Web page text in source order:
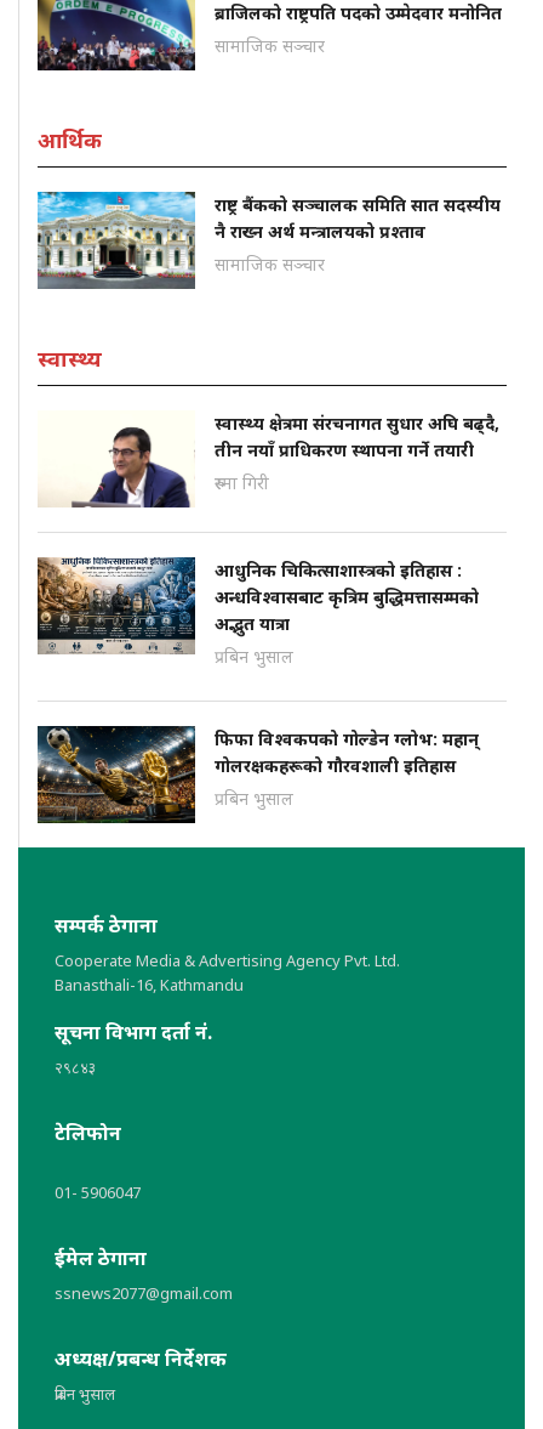
ब्राजिलको राष्ट्रपति पदको उम्मेदवार मनोनित
सामाजिक सञ्चार
आर्थिक
राष्ट्र बैंकको सञ्चालक समिति सात सदस्यीय
नै राख्न अर्थ मन्त्रालयको प्रश्ताव
सामाजिक सञ्चार
स्वास्थ्य
स्वास्थ्य क्षेत्रमा संरचनागत सुधार अघि बढ्दै,
तीन नयाँ प्राधिकरण स्थापना गर्ने तयारी
रुस्मा गिरी
आधुनिक चिकित्साशास्त्रको इतिहास :
अन्धविश्वासबाट कृत्रिम बुद्धिमत्तासम्मको
अद्भुत यात्रा
प्रबिन भुसाल
फिफा विश्वकपको गोल्डेन ग्लोभ: महान्
गोलरक्षकहरूको गौरवशाली इतिहास
प्रबिन भुसाल
सम्पर्क ठेगाना
Cooperate Media & Advertising Agency Pvt. Ltd.
Banasthali-16, Kathmandu
सूचना विभाग दर्ता नं.
२९८४३
टेलिफोन
01- 5906047
ईमेल ठेगाना
ssnews2077@gmail.com
अध्यक्ष/प्रबन्ध निर्देशक
प्रबिन भुसाल